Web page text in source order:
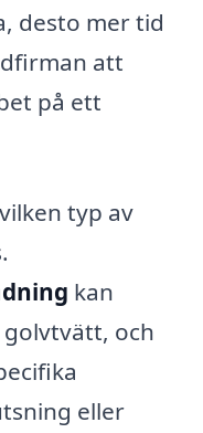
desto mer tid
att
på ett
typ av
kan
och
eller